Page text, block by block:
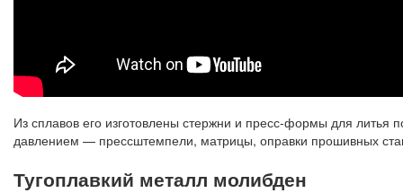
Из сплавов его изготовлены стержни и пресс-формы для
давлением — прессштемпели, матрицы, оправки прошивных
Тугоплавкий металл молибден